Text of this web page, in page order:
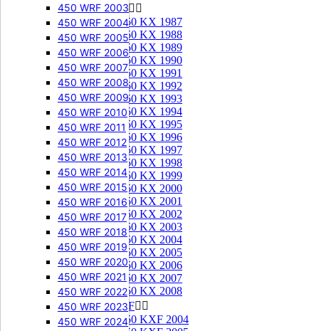
450 WRF 2003
450 WRF 2004
450 WRF 2005
450 WRF 2006
450 WRF 2007
450 WRF 2008
450 WRF 2009
450 WRF 2010
450 WRF 2011
450 WRF 2012
450 WRF 2013
450 WRF 2014
450 WRF 2015
450 WRF 2016
450 WRF 2017
450 WRF 2018
450 WRF 2019
450 WRF 2020
450 WRF 2021
450 WRF 2022
450 WRF 2023
450 WRF 2024
250 KX 
250 KX 1987
250 KX 1988
250 KX 1989
250 KX 1990
250 KX 1991
250 KX 1992
250 KX 1993
250 KX 1994
250 KX 1995
250 KX 1996
250 KX 1997
250 KX 1998
250 KX 1999
250 KX 2000
250 KX 2001
250 KX 2002
250 KX 2003
250 KX 2004
250 KX 2005
250 KX 2006
250 KX 2007
250 KX 2008
250 KXF 
250 KXF 2004